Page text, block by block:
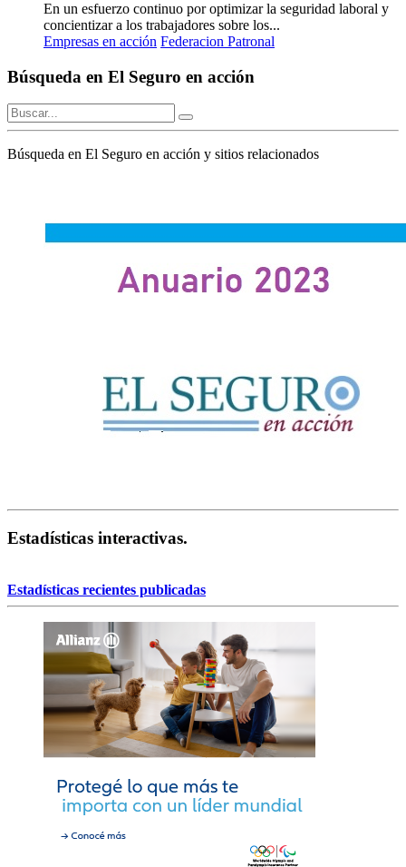
En un esfuerzo continuo por optimizar la seguridad laboral y
concientizar a los trabajadores sobre los...
Empresas en acción Federacion Patronal
Búsqueda en El Seguro en acción
Búsqueda en El Seguro en acción y sitios relacionados
Estadísticas interactivas.
Estadísticas recientes publicadas